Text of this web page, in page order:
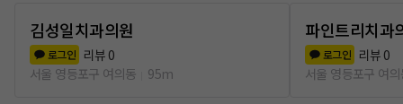
김성일치과의원
로그인 리뷰 0
서울 영등포구 여의동
95m
파인트리치과
로그인 리뷰 0
서울 영등포구 여